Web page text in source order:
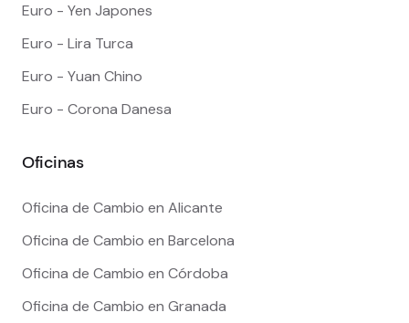
Euro - Yen Japones
Euro - Lira Turca
Euro - Yuan Chino
Euro - Corona Danesa
Oficinas
Oficina de Cambio en Alicante
Oficina de Cambio en Barcelona
Oficina de Cambio en Córdoba
Oficina de Cambio en Granada